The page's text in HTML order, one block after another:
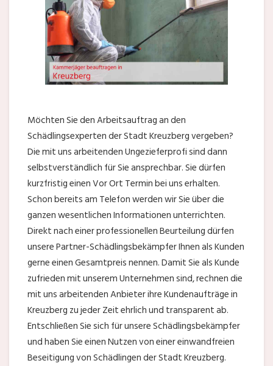
Möchten Sie den Arbeitsauftrag an den
Schädlingsexperten der Stadt Kreuzberg vergeben?
Die mit uns arbeitenden Ungezieferprofi sind dann
selbstverständlich für Sie ansprechbar. Sie dürfen
kurzfristig einen Vor Ort Termin bei uns erhalten.
Schon bereits am Telefon werden wir Sie über die
ganzen wesentlichen Informationen unterrichten.
Direkt nach einer professionellen Beurteilung dürfen
unsere Partner-Schädlingsbekämpfer Ihnen als Kunden
gerne einen Gesamtpreis nennen. Damit Sie als Kunde
zufrieden mit unserem Unternehmen sind, rechnen die
mit uns arbeitenden Anbieter ihre Kundenaufträge in
Kreuzberg zu jeder Zeit ehrlich und transparent ab.
Entschließen Sie sich für unsere Schädlingsbekämpfer
und haben Sie einen Nutzen von einer einwandfreien
Beseitigung von Schädlingen der Stadt Kreuzberg.